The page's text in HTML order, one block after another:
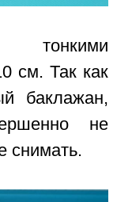
тонкими
см. Так как
баклажан,
не
снимать.